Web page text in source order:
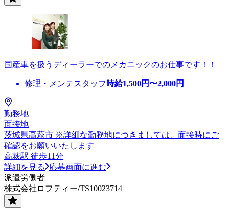
国産車を扱うディーラーでのメカニックのお仕事です！！
修理・メンテスタッフ 時給1,500円〜2,000円
勤務地
面接地
茨城県高萩市 ※詳細な勤務地につきましては、面接時にご
確認をお願いいたします
高萩駅 徒歩11分
詳細を見る
応募画面に進む
派遣労働者
株式会社ロフティー/TS10023714